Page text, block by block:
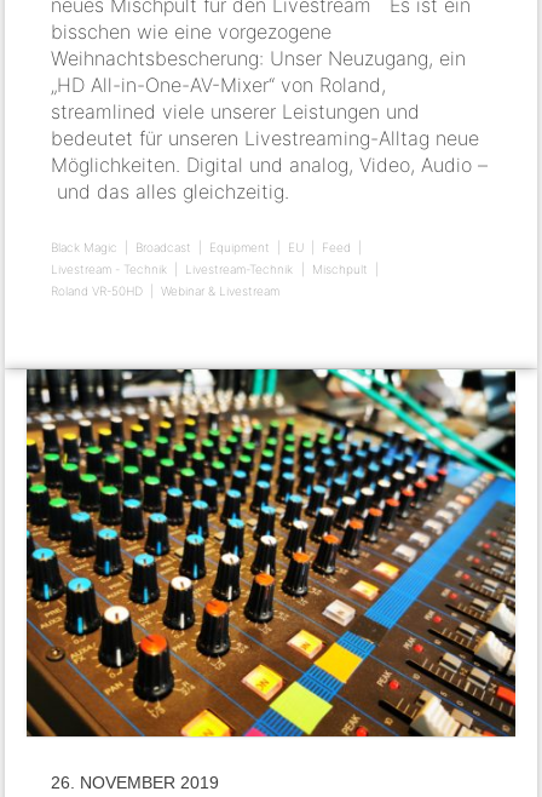
bisschen wie eine vorgezogene
Weihnachtsbescherung: Unser Neuzugang, ein
„HD All-in-One-AV-Mixer“ von Roland,
streamlined viele unserer Leistungen und
bedeutet für unseren Livestreaming-Alltag neue
Möglichkeiten. Digital und analog, Video, Audio –
und das alles gleichzeitig.
Black Magic Broadcast Equipment EU
Feed
Livestream - Technik
Livestream-Technik
Mischpult
Roland VR-50HD
Webinar & Livestream
26. NOVEMBER 2019